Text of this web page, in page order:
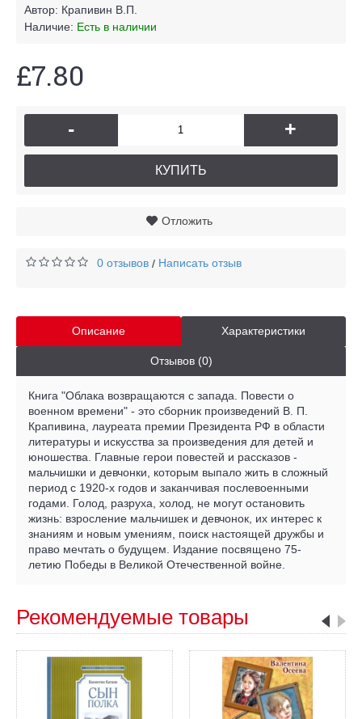
Автор: Крапивин В.П.
Наличие: Есть в наличии
£7.80
- +
КУПИТЬ
Отложить
0 отзывов / Написать отзыв
Описание Характеристики
Отзывов (0)
Книга "Облака возвращаются с запада. Повести о
военном времени" - это сборник произведений В. П.
Крапивина, лауреата премии Президента РФ в области
литературы и искусства за произведения для детей и
юношества. Главные герои повестей и рассказов -
мальчишки и девчонки, которым выпало жить в сложный
период с 1920-х годов и заканчивая послевоенными
годами. Голод, разруха, холод, не могут остановить
жизнь: взросление мальчишек и девчонок, их интерес к
знаниям и новым умениям, поиск настоящей дружбы и
право мечтать о будущем. Издание посвящено 75-
летию Победы в Великой Отечественной войне.
Рекомендуемые товары